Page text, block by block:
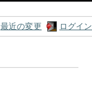
最近の変更 ログイン